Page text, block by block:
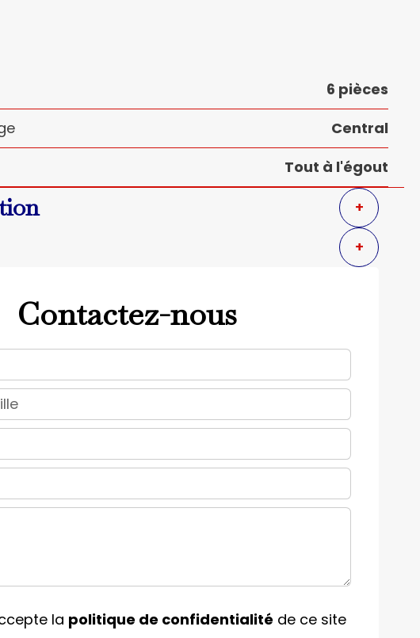
6 pièces
Central
Tout à l'égout
+
+
Contactez-nous
la politique de confidentialité de ce site